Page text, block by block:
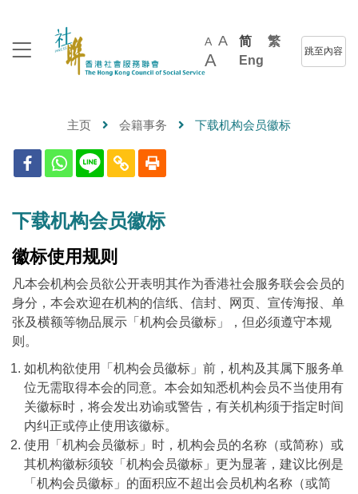
A A
A
简
繁
Eng
跳至內容
主页 会籍事务 下载机构会员徽标
下载机构会员徽标
徽标使用规则
凡本会机构会员欲公开表明其作为香港社会服务联会会员的
身分，本会欢迎在机构的信纸、信封、网页、宣传海报、单
张及横额等物品展示「机构会员徽标」，但必须遵守本规
则。
如机构欲使用「机构会员徽标」前，机构及其属下服务单
位无需取得本会的同意。本会如知悉机构会员不当使用有
关徽标时，将会发出劝谕或警告，有关机构须于指定时间
内纠正或停止使用该徽标。
使用「机构会员徽标」时，机构会员的名称（或简称）或
其机构徽标须较「机构会员徽标」更为显著，建议比例是
「机构会员徽标」的面积应不超出会员机构名称（或简